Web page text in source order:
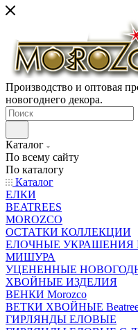
Производство и оптовая
новогоднего декора.
Каталог
По всему сайту
По каталогу
Каталог
ЕЛКИ
BEATREES
MOROZCO
ОСТАТКИ КОЛЛЕКЦИИ
ЕЛОЧНЫЕ УКРАШЕНИЯ
МИШУРА
УЦЕНЕННЫЕ
ХВОЙНЫЕ ИЗДЕЛИЯ
ВЕНКИ Morozco
ВЕТКИ ХВОЙНЫЕ
ГИРЛЯНДЫ ЕЛОВЫЕ